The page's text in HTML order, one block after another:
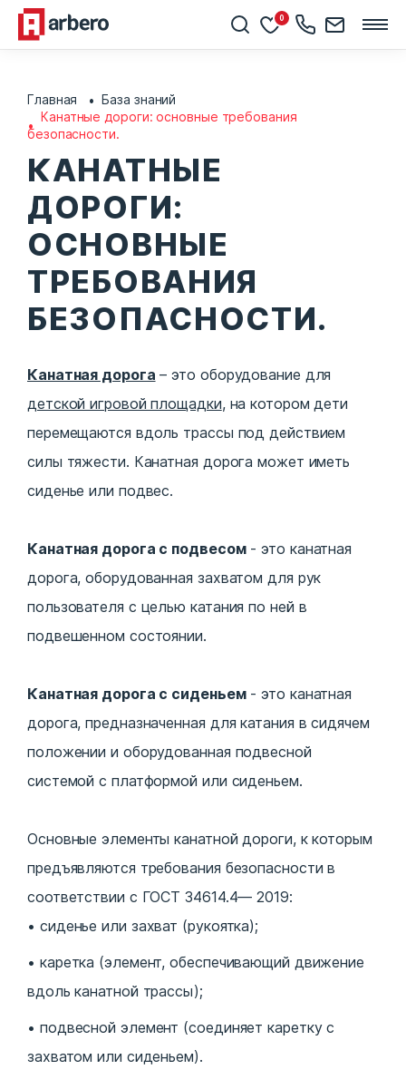
0
Главная
База знаний
Канатные дороги: основные требования
безопасности.
КАНАТНЫЕ
ДОРОГИ:
ОСНОВНЫЕ
ТРЕБОВАНИЯ
БЕЗОПАСНОСТИ.
Канатная дорога – это оборудование для
детской игровой площадки, на котором дети
перемещаются вдоль трассы под действием
силы тяжести. Канатная дорога может иметь
сиденье или подвес.
Канатная дорога с подвесом- это канатная
дорога, оборудованная захватом для рук
пользователя с целью катания по ней в
подвешенном состоянии.
Канатная дорога с сиденьем- это канатная
дорога, предназначенная для катания в сидячем
положении и оборудованная подвесной
системой с платформой или сиденьем.
Основные элементы канатной дороги, к которым
предъявляются требования безопасности в
соответствии с ГОСТ 34614.4— 2019:
сиденье или захват (рукоятка);
каретка (элемент, обеспечивающий движение
вдоль канатной трассы);
подвесной элемент (соединяет каретку с
захватом или сиденьем).